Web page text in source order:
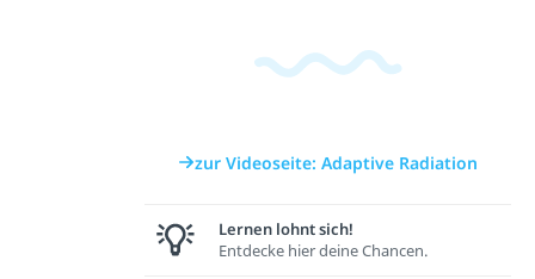
zur Videoseite: Adaptive Radiation
Lernen lohnt sich!
Entdecke hier deine Chancen.